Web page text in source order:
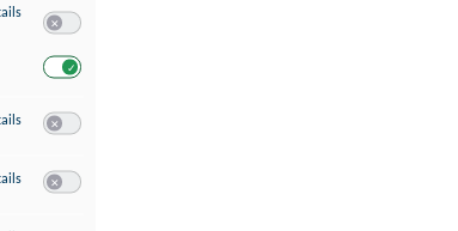
zu Verwendung reduzierter Daten zur Auswahl von Werbeanzeigen
zu Erstellung von Profilen für personalisierte Werbung
zu Verwendung von Profilen zur Auswahl personalisierter Werbung